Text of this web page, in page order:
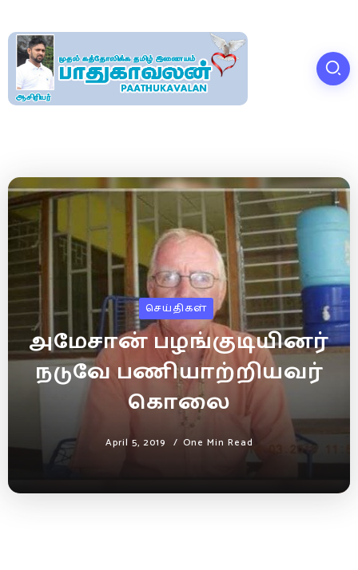
செய்திகள்
அமேசான் பழங்குடியினர்
நடுவே பணியாற்றியவர்
கொலை
April 5, 2019 One Min Read